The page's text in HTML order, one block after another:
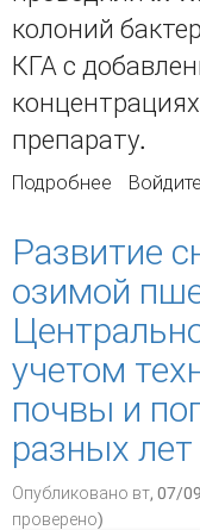
колоний
КГА с
концентрациях
препарату.
Подробнее оВойдите
Развитие
озимой
учетом
почвы и
разных лет
Опубликовано вт, 07/
проверено)